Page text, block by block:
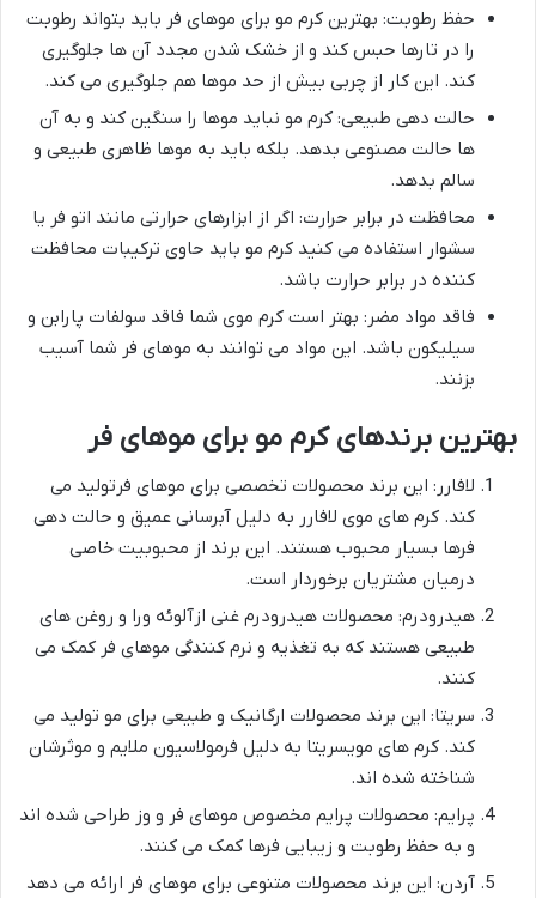
حفظ رطوبت: بهترین کرم مو برای موهای فر باید بتواند رطوبت
را در تارها حبس کند و از خشک شدن مجدد آن ها جلوگیری
کند. این کار از چربی بیش از حد موها هم جلوگیری می کند.
حالت دهی طبیعی: کرم مو نباید موها را سنگین کند و به آن
ها حالت مصنوعی بدهد. بلکه باید به موها ظاهری طبیعی و
سالم بدهد.
محافظت در برابر حرارت: اگر از ابزارهای حرارتی مانند اتو فر یا
سشوار استفاده می کنید کرم مو باید حاوی ترکیبات محافظت
کننده در برابر حرارت باشد.
فاقد مواد مضر: بهتر است کرم موی شما فاقد سولفات پارابن و
سیلیکون باشد. این مواد می توانند به موهای فر شما آسیب
بزنند.
بهترین برندهای کرم مو برای موهای فر
لافارر: این برند محصولات تخصصی برای موهای فرتولید می
کند. کرم های موی لافارر به دلیل آبرسانی عمیق و حالت دهی
فرها بسیار محبوب هستند. این برند از محبوبیت خاصی
درمیان مشتریان برخوردار است.
هیدرودرم: محصولات هیدرودرم غنی ازآلوئه ورا و روغن های
طبیعی هستند که به تغذیه و نرم کنندگی موهای فر کمک می
کنند.
سریتا: این برند محصولات ارگانیک و طبیعی برای مو تولید می
کند. کرم های مویسریتا به دلیل فرمولاسیون ملایم و موثرشان
شناخته شده اند.
پرایم: محصولات پرایم مخصوص موهای فر و وز طراحی شده اند
و به حفظ رطوبت و زیبایی فرها کمک می کنند.
آردن: این برند محصولات متنوعی برای موهای فر ارائه می دهد